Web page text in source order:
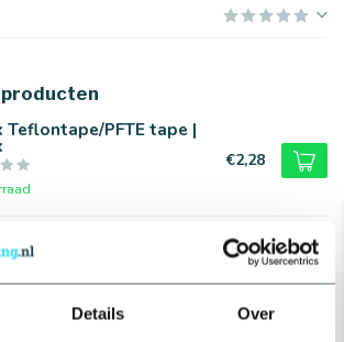
Details Over
Teflontape/PFTE tape |
€2,28
nippel | 6 bar
€0,45